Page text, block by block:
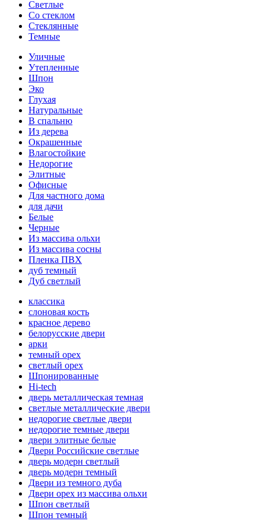
Светлые
Со стеклом
Стеклянные
Темные
Уличные
Утепленные
Шпон
Эко
Глухая
Натуральные
В спальню
Из дерева
Окрашенные
Влагостойкие
Недорогие
Элитные
Офисные
Для частного дома
для дачи
Белые
Черные
Из массива ольхи
Из массива сосны
Пленка ПВХ
дуб темный
Дуб светлый
классика
слоновая кость
красное дерево
белорусские двери
арки
темный орех
светлый орех
Шпонированные
Hi-tech
дверь металлическая темная
светлые металлические двери
недорогие светлые двери
недорогие темные двери
двери элитные белые
Двери Российские светлые
дверь модерн светлый
дверь модерн темный
Двери из темного дуба
Двери орех из массива ольхи
Шпон светлый
Шпон темный